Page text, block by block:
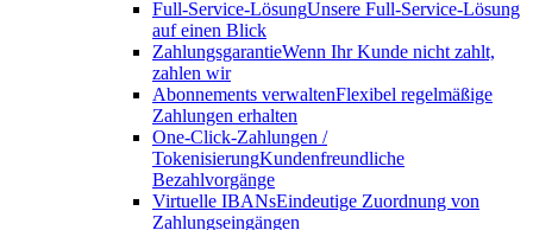
Full-Service-LösungUnsere Full-Service-Lösung
auf einen Blick
ZahlungsgarantieWenn Ihr Kunde nicht zahlt,
zahlen wir
Abonnements verwaltenFlexibel regelmäßige
Zahlungen erhalten
One-Click-Zahlungen /
TokenisierungKundenfreundliche
Bezahlvorgänge
Virtuelle IBANsEindeutige Zuordnung von
Zahlungseingängen